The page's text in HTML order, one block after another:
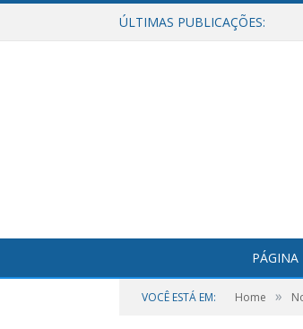
ÚLTIMAS PUBLICAÇÕES:
PÁGINA
VOCÊ ESTÁ EM: Home »